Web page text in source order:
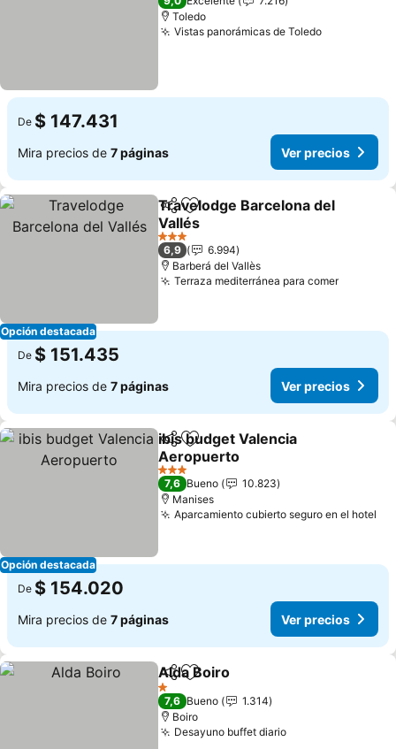
Toledo
Vistas panorámicas de Toledo
De $ 147.431
Mira precios de 7 páginas Ver precios
Opción destacada
Compartir
Agregar a favoritos
Travelodge Barcelona del
Vallés
3 Estrellas
6,9
6.994
Barberá del Vallès
Terraza mediterránea para comer
De $ 151.435
Mira precios de 7 páginas Ver precios
Opción destacada
CompartirAgregar a favoritos
ibis budget Valencia
Aeropuerto
3 Estrellas
7,6 Bueno
10.823
Manises
Aparcamiento cubierto seguro en el hotel
De $ 154.020
Mira precios de 7 páginas Ver precios
CompartirAgregar a favoritos
Alda Boiro
1 Estrellas
7,6 Bueno
1.314
Boiro
Desayuno buffet diario